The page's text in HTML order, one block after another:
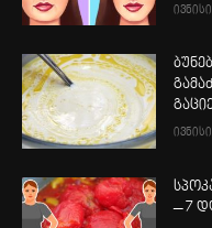
ივნისი
ივნისი
– 7